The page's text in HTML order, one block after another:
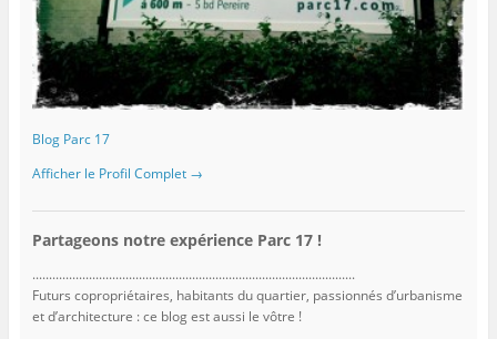
Blog Parc 17
Afficher le Profil Complet →
Partageons notre expérience Parc 17 !
.................................................................................................
Futurs copropriétaires, habitants du quartier, passionnés d’urbanisme
et d’architecture : ce blog est aussi le vôtre !